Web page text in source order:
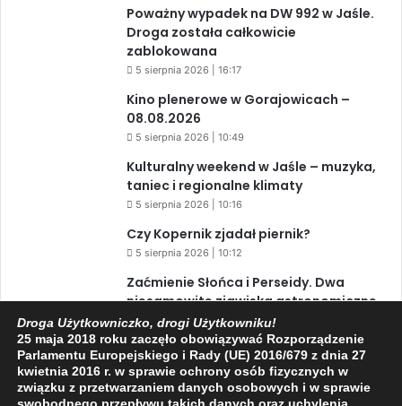
Poważny wypadek na DW 992 w Jaśle.
Droga została całkowicie
zablokowana
5 sierpnia 2026 | 16:17
Kino plenerowe w Gorajowicach –
08.08.2026
5 sierpnia 2026 | 10:49
Kulturalny weekend w Jaśle – muzyka,
taniec i regionalne klimaty
5 sierpnia 2026 | 10:16
Czy Kopernik zjadał piernik?
5 sierpnia 2026 | 10:12
Zaćmienie Słońca i Perseidy. Dwa
niesamowite zjawiska astronomiczne
w ciągu jednego dnia!
3 sierpnia 2026 | 15:39
Droga Użytkowniczko, drogi Użytkowniku!
25 maja 2018 roku zaczęło obowiązywać Rozporządzenie
Parlamentu Europejskiego i Rady (UE) 2016/679 z dnia 27
kwietnia 2016 r. w sprawie ochrony osób fizycznych w
związku z przetwarzaniem danych osobowych i w sprawie